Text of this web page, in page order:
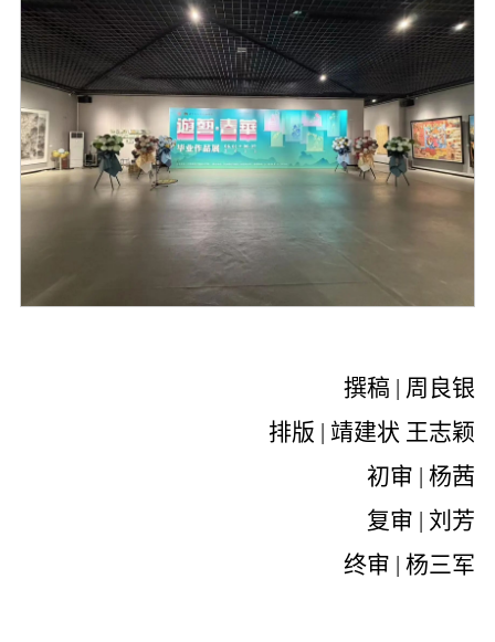
撰稿 | 周良银
排版 | 靖建状 王志颖
初审 | 杨茜
复审 | 刘芳
终审 | 杨三军